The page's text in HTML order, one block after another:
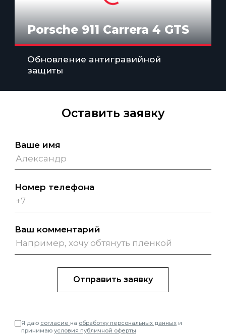
Porsche 911 Carrera 4 GTS
Обновление антигравийной
защиты
Оставить заявку
Ваше имя
Номер телефона
Ваш комментарий
Я даю согласие на обработку персональных данных и
принимаю условия публичной оферты